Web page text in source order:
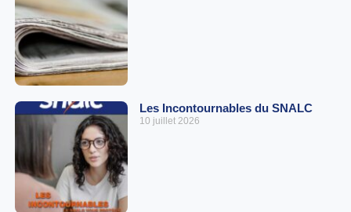
Les Incontournables du SNALC
10 juillet 2026